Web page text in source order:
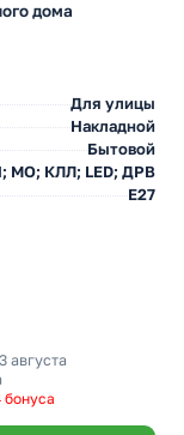
дома
Для улицы
Накладной
Бытовой
МО; КЛЛ; LED; ДРВ
E27
августа
бонуса